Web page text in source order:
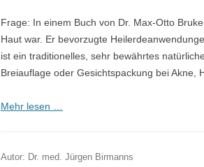
Frage: In einem Buch von Dr. Max-Otto
Haut war. Er bevorzugte
ist ein traditionelles, sehr bewährtes
Breiauflage oder Gesichtspackung bei Akne,
Mehr lesen …
Autor: Dr. med. Jürgen Birmanns